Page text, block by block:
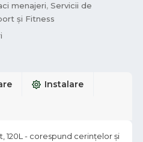
menajeri, Servicii de
și Fitness
Instalare
120L - corespund cerințelor și